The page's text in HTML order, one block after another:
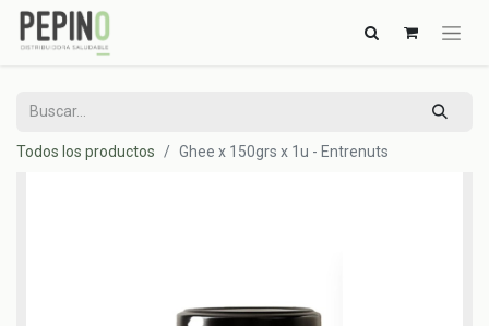
Todos los productos Ghee x 150grs x 1u - Entrenuts